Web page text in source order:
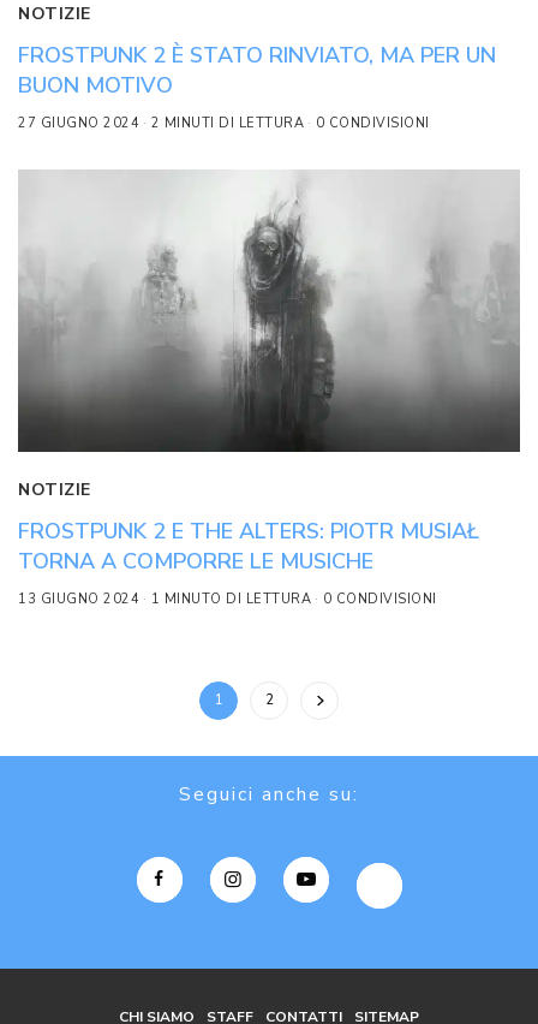
NOTIZIE
FROSTPUNK 2 È STATO RINVIATO, MA PER UN
BUON MOTIVO
27 GIUGNO 2024 2 MINUTI DI LETTURA 0 CONDIVISIONI
NOTIZIE
FROSTPUNK 2 E THE ALTERS: PIOTR MUSIAŁ
TORNA A COMPORRE LE MUSICHE
13 GIUGNO 2024 1 MINUTO DI LETTURA 0 CONDIVISIONI
1 2
Seguici anche su:
CHI SIAMO STAFF CONTATTI SITEMAP